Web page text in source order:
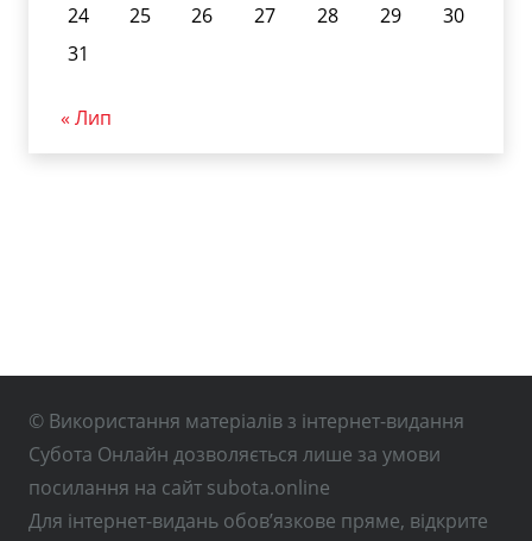
24
25 26 27 28 29
30
31
« Лип
© Використання матеріалів з інтернет-видання
Субота Онлайн дозволяється лише за умови
посилання на сайт subota.online
Для інтернет-видань обов’язкове пряме, відкрите